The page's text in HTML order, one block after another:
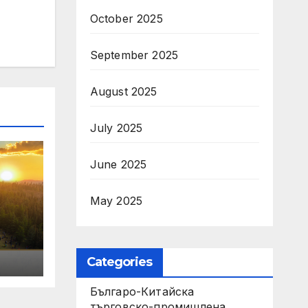
October 2025
September 2025
August 2025
July 2025
June 2025
May 2025
Categories
Българо-Китайска